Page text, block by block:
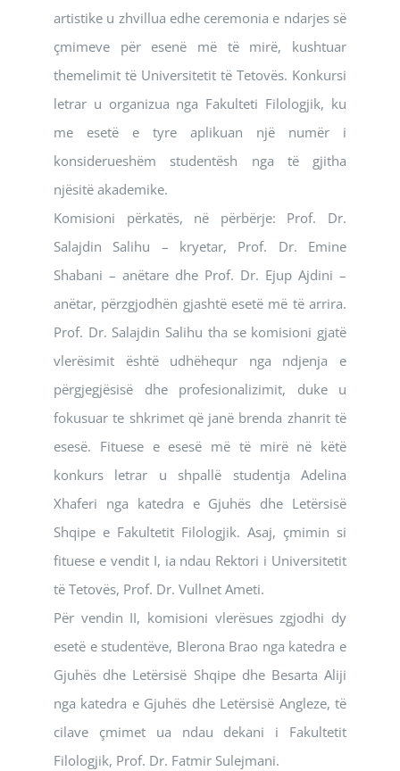
artistike u zhvillua edhe ceremonia e ndarjes së
çmimeve për esenë më të mirë, kushtuar
themelimit të Universitetit të Tetovës. Konkursi
letrar u organizua nga Fakulteti Filologjik, ku
me esetë e tyre aplikuan një numër i
konsiderueshëm studentësh nga të gjitha
njësitë akademike.
Komisioni përkatës, në përbërje: Prof. Dr.
Salajdin Salihu – kryetar, Prof. Dr. Emine
Shabani – anëtare dhe Prof. Dr. Ejup Ajdini –
anëtar, përzgjodhën gjashtë esetë më të arrira.
Prof. Dr. Salajdin Salihu tha se komisioni gjatë
vlerësimit është udhëhequr nga ndjenja e
përgjegjësisë dhe profesionalizimit, duke u
fokusuar te shkrimet që janë brenda zhanrit të
esesë. Fituese e esesë më të mirë në këtë
konkurs letrar u shpallë studentja Adelina
Xhaferi nga katedra e Gjuhës dhe Letërsisë
Shqipe e Fakultetit Filologjik. Asaj, çmimin si
fituese e vendit I, ia ndau Rektori i Universitetit
të Tetovës, Prof. Dr. Vullnet Ameti.
Për vendin II, komisioni vlerësues zgjodhi dy
esetë e studentëve, Blerona Brao nga katedra e
Gjuhës dhe Letërsisë Shqipe dhe Besarta Aliji
nga katedra e Gjuhës dhe Letërsisë Angleze, të
cilave çmimet ua ndau dekani i Fakultetit
Filologjik, Prof. Dr. Fatmir Sulejmani.